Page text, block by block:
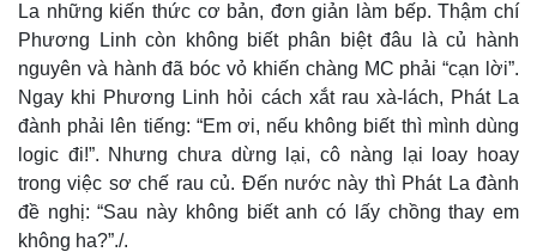
La những kiến thức cơ bản, đơn giản làm bếp. Thậm chí
Phương Linh còn không biết phân biệt đâu là củ hành
nguyên và hành đã bóc vỏ khiến chàng MC phải “cạn lời”.
Ngay khi Phương Linh hỏi cách xắt rau xà-lách, Phát La
đành phải lên tiếng: “Em ơi, nếu không biết thì mình dùng
logic đi!”. Nhưng chưa dừng lại, cô nàng lại loay hoay
trong việc sơ chế rau củ. Đến nước này thì Phát La đành
đề nghị: “Sau này không biết anh có lấy chồng thay em
không ha?”./.